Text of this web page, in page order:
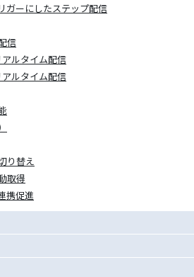
ガーにしたステップ配信
信
ルタイム配信
ルタイム配信
り替え
取得
携促進